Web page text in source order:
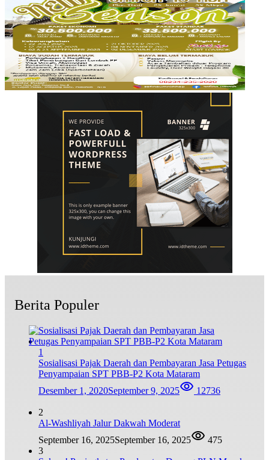
Berita Populer
1
Sosialisasi Pajak Daerah dan Pembayaran Jasa Petugas
Penyampaian SPT PBB-P2 Kota Mataram
Desember 1, 2020September 9, 2025 12736
2
Al-Washliyah Jalur Dakwah Moderat
September 16, 2025September 16, 2025
475
3